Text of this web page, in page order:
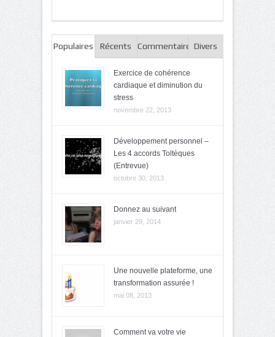
Populaires Récents CommentairesDivers
Exercice de cohérence
cardiaque et diminution du
stress
novembre 22, 2013
Développement personnel –
Les 4 accords Toltèques
(Entrevue)
octobre 30, 2013
Donnez au suivant
janvier 29, 2014
Une nouvelle plateforme, une
transformation assurée !
mai 08, 2013
Comment va votre vie